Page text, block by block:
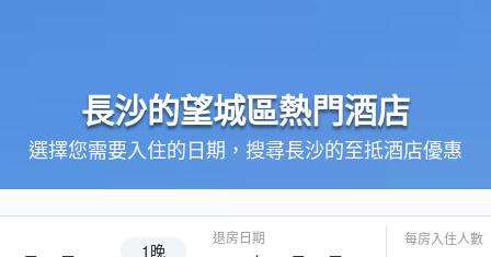
長沙的望城區熱門酒店
選擇您需要入住的日期，搜尋長沙的至抵酒店優惠
1晚
退房日期 每房入住人數